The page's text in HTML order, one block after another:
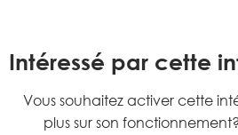
Intéressé par cette
Vous souhaitez activer cette
plus sur son